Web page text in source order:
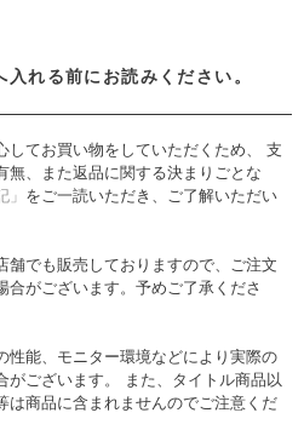
れる前にお読みください。
してお買い物をしていただくため、 支
無、また返品に関する決まりごとな
をご一読いただき、ご了解いただい
舗でも販売しておりますので、ご注文
がございます。予めご了承くださ
性能、モニター環境などにより実際の
がございます。 また、タイトル商品以
は商品に含まれませんのでご注意くだ